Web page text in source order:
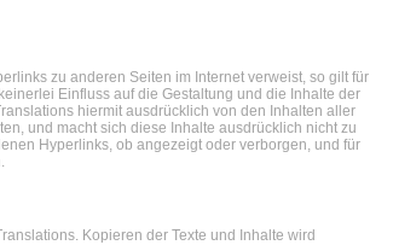
zu anderen Seiten im Internet verweist, so gilt für
Einfluss auf die Gestaltung und die Inhalte der
hiermit ausdrücklich von den Inhalten aller
und macht sich diese Inhalte ausdrücklich nicht zu
Hyperlinks, ob angezeigt oder verborgen, und für
Kopieren der Texte und Inhalte wird